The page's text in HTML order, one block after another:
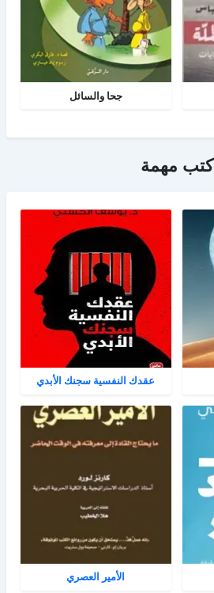
جحا والسائل
كتب مهمة
عقدك النفسية سجنك الأبدي
الأمير العصري